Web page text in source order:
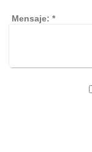
Mensaje: *